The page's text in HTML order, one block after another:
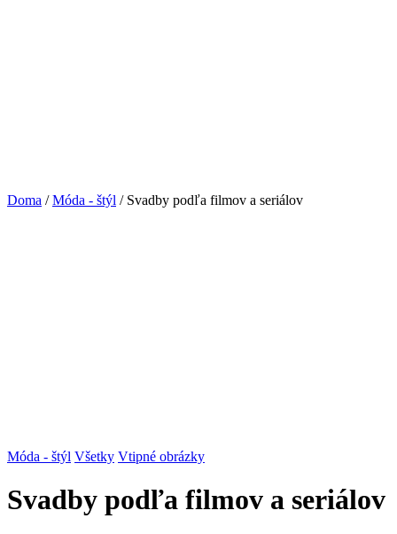
Doma /Móda - štýl / Svadby podľa filmov a seriálov
Móda - štýl Všetky Vtipné obrázky
Svadby podľa filmov a seriálov